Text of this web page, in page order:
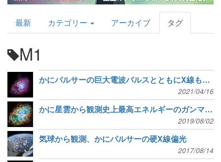
AstroArts
Topics
最新 カテゴリー アーカイブ タグ
M1
かにパルサーの巨大電波パルスとともにX線も増光
2021/04/16
かに星雲から観測史上最高エネルギーのガンマ線を検出
2019/08/02
気球から観測、かにパルサーの硬X線偏光
2017/08/14